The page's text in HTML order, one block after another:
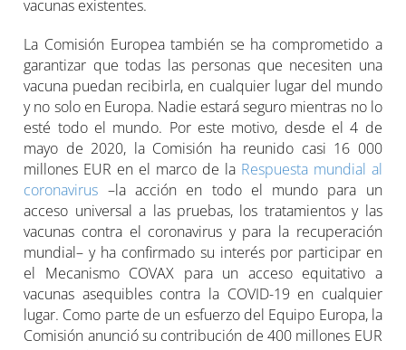
vacunas existentes.
La Comisión Europea también se ha comprometido a
garantizar que todas las personas que necesiten una
vacuna puedan recibirla, en cualquier lugar del mundo
y no solo en Europa. Nadie estará seguro mientras no lo
esté todo el mundo. Por este motivo, desde el 4 de
mayo de 2020, la Comisión ha reunido casi 16 000
millones EUR en el marco de la Respuesta mundial al
coronavirus –la acción en todo el mundo para un
acceso universal a las pruebas, los tratamientos y las
vacunas contra el coronavirus y para la recuperación
mundial– y ha confirmado su interés por participar en
el Mecanismo COVAX para un acceso equitativo a
vacunas asequibles contra la COVID-19 en cualquier
lugar. Como parte de un esfuerzo del Equipo Europa, la
Comisión anunció su contribución de 400 millones EUR